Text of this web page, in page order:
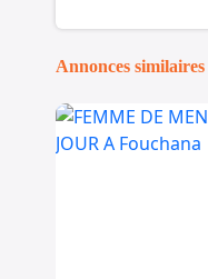
Annonces similaires